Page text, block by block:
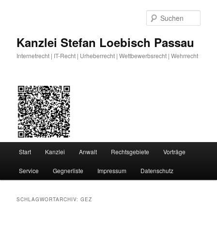
Kanzlei Stefan Loebisch Passau
Internetrecht | IT-Recht | Urheberrecht | Wettbewerbsrecht | Wehrrecht
Start Kanzlei Anwalt Rechtsgebiete Vorträge
Service Gegnerliste Impressum Datenschutz
SCHLAGWORTARCHIV:GEZ